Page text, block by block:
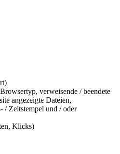
verweisende / beendete
angezeigte Dateien,
/ Zeitstempel und / oder
Klicks)